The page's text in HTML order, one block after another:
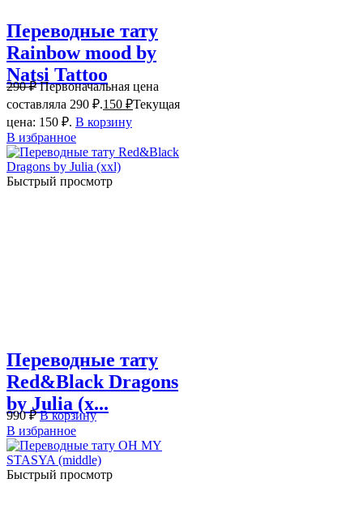
Переводные тату
Rainbow mood by
Natsi Tattoo
290₽ Первоначальная цена
составляла 290 ₽.150 ₽Текущая
цена: 150 ₽. В корзину
В избранное
Быстрый просмотр
Переводные тату
Red&Black Dragons
by Julia (x...
990₽ В корзину
В избранное
Быстрый просмотр